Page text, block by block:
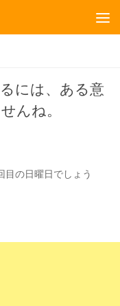
には、ある意
んね。
目の日曜日でしょう